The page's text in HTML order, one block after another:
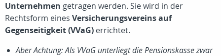
Unternehmen getragen werden. Sie wird in der
Rechtsform eines Versicherungsvereins auf
Gegenseitigkeit (VVaG) errichtet.
Aber Achtung: Als VVaG unterliegt die Pensionskasse zwar